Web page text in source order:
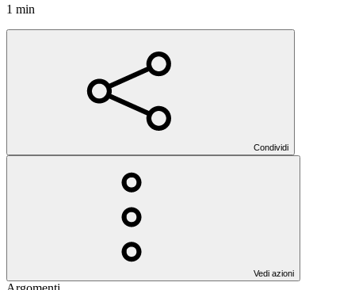
1 min
Condividi
Vedi azioni